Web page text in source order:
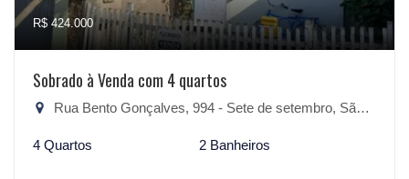
R$ 424.000
Sobrado à Venda com 4 quartos
Rua Bento Gonçalves, 994 - Sete de setembro, São Lourenço do Sul-RS
4 Quartos 2 Banheiros